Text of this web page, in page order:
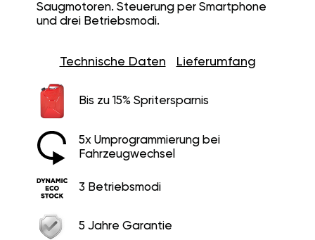
Saugmotoren. Steuerung per Smartphone
und drei Betriebsmodi.
Technische Daten Lieferumfang
Bis zu 15% Spritersparnis
5x Umprogrammierung bei
Fahrzeugwechsel
3 Betriebsmodi
5 Jahre Garantie